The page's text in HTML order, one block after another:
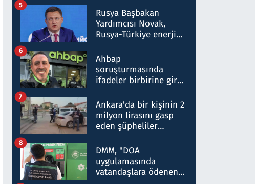
Rusya Başbakan
Yardımcısı Novak,
Rusya-Türkiye enerji
nitelikte olduğunu
belirtti
5
Ahbap
soruşturmasında
ifadeler birbirine girdi:
ifadelerinden ortaya
çıkan tablo şok etti
6
Ankara'da bir kişinin 2
milyon lirasını gasp
eden şüpheliler
7
DMM, "DOA
uygulamasında
vatandaşlara ödenen
8